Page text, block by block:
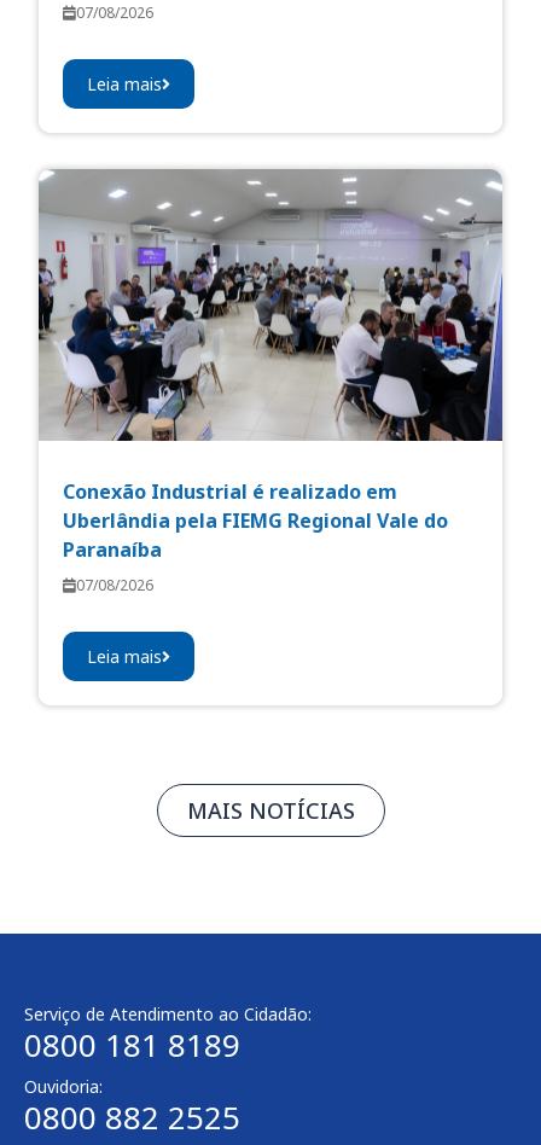
07/08/2026
Leia mais
Conexão Industrial é realizado em
Uberlândia pela FIEMG Regional Vale do
Paranaíba
07/08/2026
Leia mais
MAIS NOTÍCIAS
Serviço de Atendimento ao Cidadão:
0800 181 8189
Ouvidoria:
0800 882 2525​